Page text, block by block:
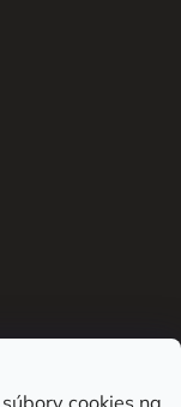
cookies na